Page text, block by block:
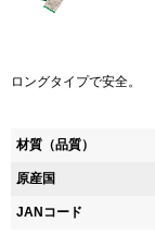
ロングタイプで安全。
材質（品質）
原産国
JANコード